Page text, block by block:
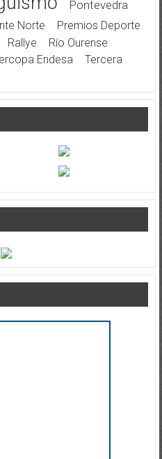
Pontevedra
Norte
Premios Deporte
Rallye
Río Ourense
Endesa
Tercera